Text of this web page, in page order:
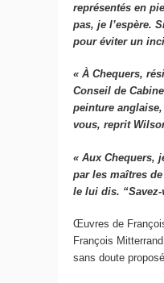
représentés en
pas, je l’espère.
pour éviter un
« À Chequers,
Conseil de
peinture
vous, reprit
« Aux Chequers,
par les maîtres
le lui dis.
Œuvres de
François
sans doute